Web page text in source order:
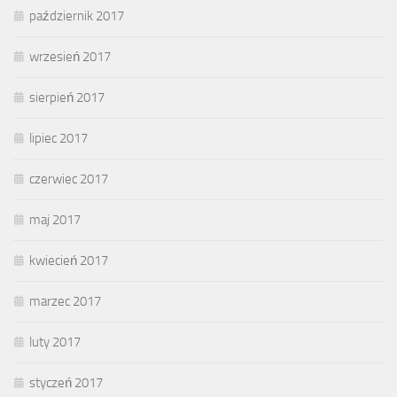
październik 2017
wrzesień 2017
sierpień 2017
lipiec 2017
czerwiec 2017
maj 2017
kwiecień 2017
marzec 2017
luty 2017
styczeń 2017